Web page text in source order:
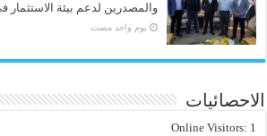
والمصدرين لدعم بيئة الاستثمار
‏يوم واحد مضت
الاحصائيات
Online Visitors: 1